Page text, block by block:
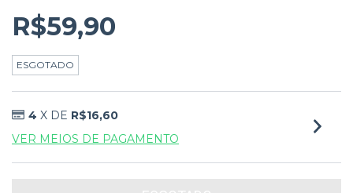
R$59,90
ESGOTADO
4 X DE R$16,60
VER MEIOS DE PAGAMENTO